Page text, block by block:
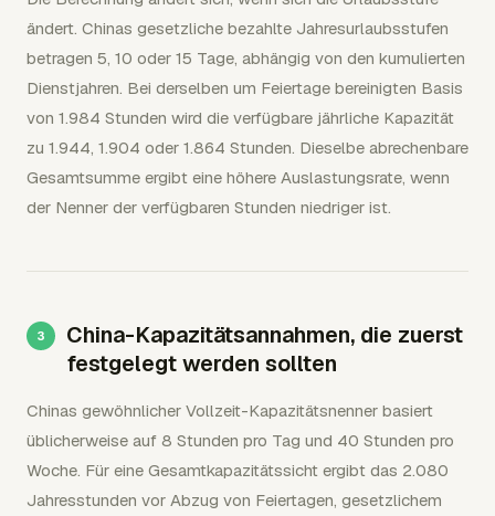
ändert. Chinas gesetzliche bezahlte Jahresurlaubsstufen
betragen 5, 10 oder 15 Tage, abhängig von den kumulierten
Dienstjahren. Bei derselben um Feiertage bereinigten Basis
von 1.984 Stunden wird die verfügbare jährliche Kapazität
zu 1.944, 1.904 oder 1.864 Stunden. Dieselbe abrechenbare
Gesamtsumme ergibt eine höhere Auslastungsrate, wenn
der Nenner der verfügbaren Stunden niedriger ist.
China-Kapazitätsannahmen, die zuerst
festgelegt werden sollten
Chinas gewöhnlicher Vollzeit-Kapazitätsnenner basiert
üblicherweise auf 8 Stunden pro Tag und 40 Stunden pro
Woche. Für eine Gesamtkapazitätssicht ergibt das 2.080
Jahresstunden vor Abzug von Feiertagen, gesetzlichem